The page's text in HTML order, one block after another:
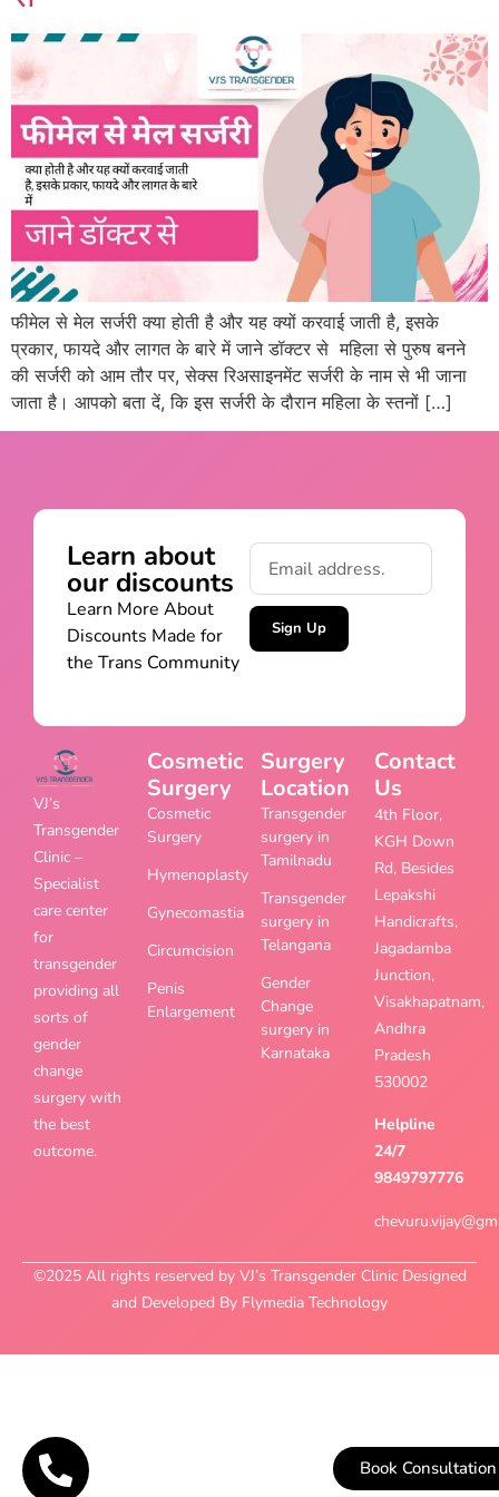
फीमेल से मेल सर्जरी क्या होती है और यह क्यों करवाई जाती है, इसके
प्रकार, फायदे और लागत के बारे में जाने डॉक्टर से महिला से पुरुष बनने
की सर्जरी को आम तौर पर, सेक्स रिअसाइनमेंट सर्जरी के नाम से भी जाना
जाता है। आपको बता दें, कि इस सर्जरी के दौरान महिला के स्तनों […]
Learn about
our discounts
Learn More About
Discounts Made for
the Trans Community
Sign Up
Book Consultation
VJ’s
Transgender
Clinic –
Specialist
care center
for
transgender
providing all
sorts of
gender
change
surgery with
the best
outcome.
Cosmetic
Surgery
Cosmetic
Surgery
Hymenoplasty
Gynecomastia
Circumcision
Penis
Enlargement
Surgery
Location
Transgender
surgery in
Tamilnadu
Transgender
surgery in
Telangana
Gender
Change
surgery in
Karnataka
Contact
Us
4th Floor,
KGH Down
Rd, Besides
Lepakshi
Handicrafts,
Jagadamba
Junction,
Visakhapatnam,
Andhra
Pradesh
530002
Helpline
24/7
9849797776
©2025 All rights reserved by VJ’s Transgender Clinic Designed
and Developed By Flymedia Technology